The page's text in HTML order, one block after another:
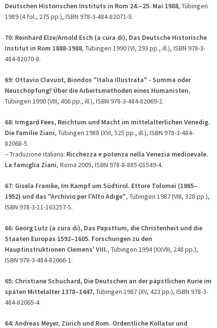
Deutschen Historischen Instituts in Rom 24.–25. Mai 1988, Tübingen
1989 (4 fol., 275 pp.), ISBN 978-3-484-82071-5.
70: Reinhard Elze/Arnold Esch (a cura di), Das Deutsche Historische
Institut in Rom 1888-1988, Tübingen 1990 (VI, 293 pp., ill.), ISBN 978-3-
484-82070-8.
69: Ottavio Clavuot, Biondos "Italia Illustrata" - Summa oder
Neuschöpfung? Über die Arbeitsmethoden eines Humanisten,
Tübingen 1990 (VIII, 406 pp., ill.), ISBN 978-3-484-82069-2.
68: Irmgard Fees, Reichtum und Macht im mittelalterlichen Venedig.
Die Familie Ziani, Tübingen 1988 (XVI, 525 pp., ill.), ISBN 978-3-484-
82068-5.
– Traduzione italiana: Ricchezza e potenza nella Venezia medioevale.
La famiglia Ziani, Roma 2005, ISBN 978-8-885-01549-4.
67: Gisela Framke, Im Kampf um Südtirol. Ettore Tolomei (1865–
1952) und das "Archivio per l'Alto Adige", Tübingen 1987 (VIII, 328 pp.),
ISBN 978-3-11-163257-5.
66: Georg Lutz (a cura di), Das Papsttum, die Christenheit und die
Staaten Europas 1592–1605. Forschungen zu den
Hauptinstruktionen Clemens' VIII., Tübingen 1994 (XXVIII, 248 pp.),
ISBN 978-3-484-82066-1.
65: Christiane Schuchard, Die Deutschen an der päpstlichen Kurie im
späten Mittelalter 1378–1447, Tübingen 1987 (XV, 423 pp.), ISBN 978-3-
484-82065-4.
64: Andreas Meyer, Zürich und Rom. Ordentliche Kollatur und